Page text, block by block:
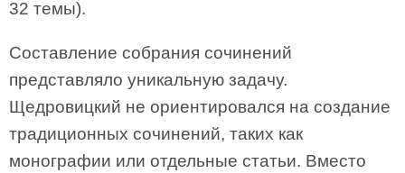
32 темы).
Составление собрания сочинений
представляло уникальную задачу.
Щедровицкий не ориентировался на создание
традиционных сочинений, таких как
монографии или отдельные статьи. Вместо